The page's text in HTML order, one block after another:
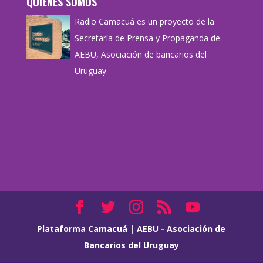
Radio Camacuá es un proyecto de la
Secretaría de Prensa y Propaganda de
AEBU, Asociación de bancarios del
Uruguay.
Plataforma Camacuá |AEBU - Asociación de
Bancarios del Uruguay